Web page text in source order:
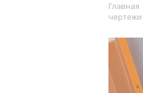
Главная
чертежи